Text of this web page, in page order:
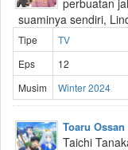
perbuatan
suaminya sendiri,
Tipe
TV
Eps
12
Musim
Winter 2024
Toaru
Taichi